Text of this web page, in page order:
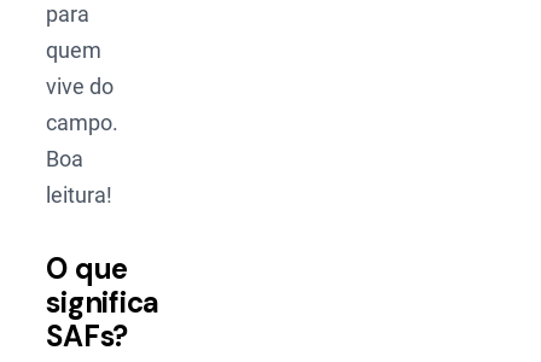
para
quem
vive do
campo.
Boa
leitura!
O que
significa
SAFs?